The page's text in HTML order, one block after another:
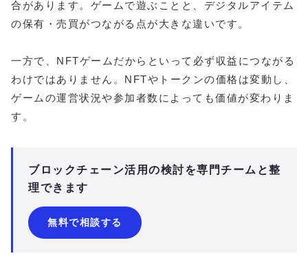
合があります。ゲームで遊ぶことと、デジタルアイテム
の保有・売買がつながる点が大きな違いです。
一方で、NFTゲームだからといって必ず収益につながる
わけではありません。NFTやトークンの価格は変動し、
ゲームの運営状況や参加者数によっても価値が変わりま
す。
ブロックチェーン活用の検討を専門チームと整
理できます
無料で相談する